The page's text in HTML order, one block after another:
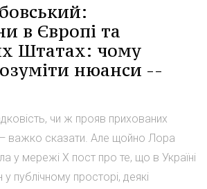
в Європі та
Штатах: чому
нюанси --
чи ж прояв прихованих
важко сказати. Але щойно Лора
у мережі Х пост про те, що в Україні
публічному просторі, деякі